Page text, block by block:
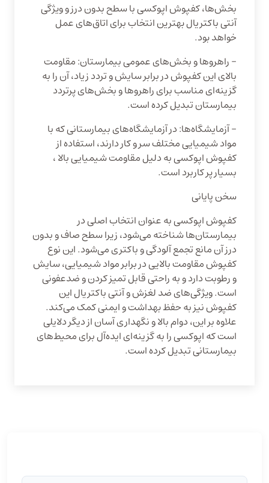
بخش‌ها، کفپوش اپوکسی با سطح بدون درز و ویژگی
آنتی باکتریال بهترین انتخاب برای اتاق‌های عمل
خواهد بود.
– راهروها و بخش‌های عمومی بیمارستان: مقاومت
بالای این کفپوش در برابر سایش و تردد زیاد، آن را به
گزینه‌ای مناسب برای راهروها و بخش‌های پرتردد
بیمارستان تبدیل کرده است.
– آزمایشگاه‌ها: در آزمایشگاه‌های بیمارستانی که با
مواد شیمیایی مختلف سر و کار دارند، استفاده از
کفپوش اپوکسی به دلیل مقاومت شیمیایی بالا ،
بسیار پر کاربرد است.
سخن پایانی
کفپوش اپوکسی به عنوان انتخاب اصلی در
بیمارستان‌ها شناخته می‌شود، زیرا سطح صاف و بدون
درز آن مانع تجمع آلودگی و باکتری می‌شود. این نوع
کفپوش مقاومت بالایی در برابر مواد شیمیایی، سایش
و رطوبت دارد و به راحتی قابل تمیز کردن و ضدعفونی
است. ویژگی‌های ضد لغزش و آنتی باکتریال این
کفپوش نیز به حفظ بهداشت و ایمنی کمک می‌کند.
علاوه بر این، دوام بالا و نگهداری آسان از دیگر دلایلی
است که اپوکسی را به گزینه‌ای ایده‌آل برای محیط‌های
بیمارستانی تبدیل کرده است.